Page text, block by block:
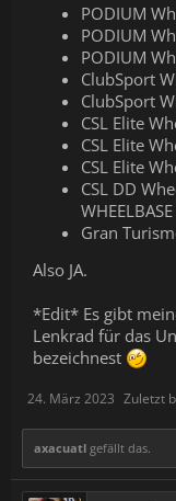
PODIUM
PODIUM
PODIUM
ClubSport
ClubSport
CSL Elite
CSL Elite
CSL Elite
CSL DD
Gran
Also JA.
*Edit* Es gibt
Lenkrad für das
bezeichnest
24. März 2023 Zuletzt
axacuatl gefällt das.